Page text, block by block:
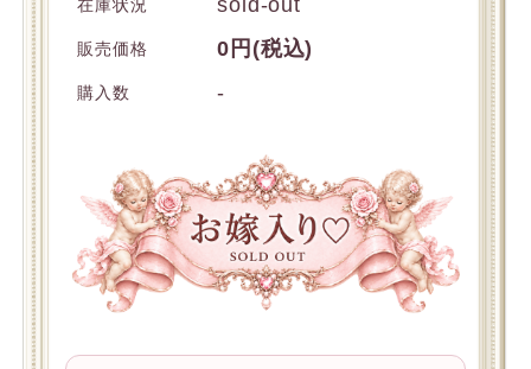
在庫状況 sold-out
販売価格 0円(税込)
購入数 -